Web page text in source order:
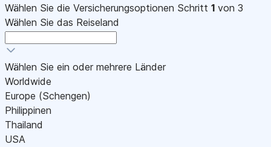
Wählen Sie die Versicherungsoptionen Schritt 1 von 3
Wählen Sie das Reiseland
Wählen Sie ein oder mehrere Länder
Worldwide
Europe (Schengen)
Philippinen
Thailand
USA